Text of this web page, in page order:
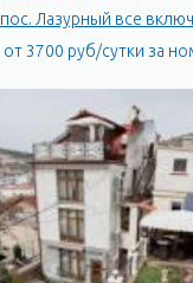
пос. Лазурный все
от 3700 руб/сутки за